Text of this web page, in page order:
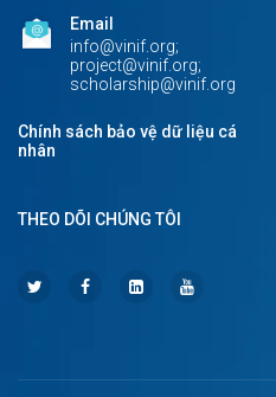
Email
info@vinif.org;
project@vinif.org;
scholarship@vinif.org
Chính sách bảo vệ dữ liệu cá
nhân
THEO DÕI CHÚNG TÔI